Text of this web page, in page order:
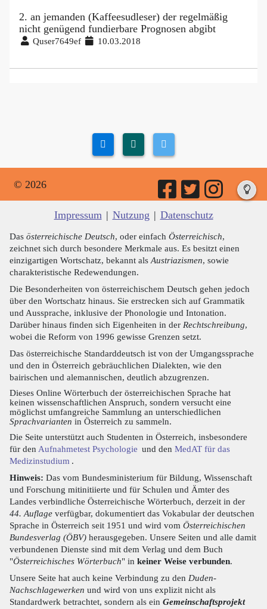
2. an jemanden (Kaffeesudleser) der regelmäßig
nicht genügend fundierbare Prognosen abgibt
Quser7649ef 10.03.2018
© 2026
Impressum | Nutzung | Datenschutz
Das österreichische Deutsch, oder einfach Österreichisch,
zeichnet sich durch besondere Merkmale aus. Es besitzt einen
einzigartigen Wortschatz, bekannt als Austriazismen, sowie
charakteristische Redewendungen.
Die Besonderheiten von österreichischem Deutsch gehen jedoch
über den Wortschatz hinaus. Sie erstrecken sich auf Grammatik
und Aussprache, inklusive der Phonologie und Intonation.
Darüber hinaus finden sich Eigenheiten in der Rechtschreibung,
wobei die Reform von 1996 gewisse Grenzen setzt.
Das österreichische Standarddeutsch ist von der Umgangssprache
und den in Österreich gebräuchlichen Dialekten, wie den
bairischen und alemannischen, deutlich abzugrenzen.
Dieses Online Wörterbuch der österreichischen Sprache hat
keinen wissenschaftlichen Anspruch, sondern versucht eine
möglichst umfangreiche Sammlung an unterschiedlichen
Sprachvarianten in Österreich zu sammeln.
Die Seite unterstützt auch Studenten in Österreich, insbesondere
für den Aufnahmetest Psychologie und den MedAT für das
Medizinstudium .
Hinweis: Das vom Bundesministerium für Bildung, Wissenschaft
und Forschung mitinitiierte und für Schulen und Ämter des
Landes verbindliche Österreichische Wörterbuch, derzeit in der
44. Auflage verfügbar, dokumentiert das Vokabular der deutschen
Sprache in Österreich seit 1951 und wird vom Österreichischen
Bundesverlag (ÖBV) herausgegeben. Unsere Seiten und alle damit
verbundenen Dienste sind mit dem Verlag und dem Buch
"Österreichisches Wörterbuch" in keiner Weise verbunden.
Unsere Seite hat auch keine Verbindung zu den Duden-
Nachschlagewerken und wird von uns explizit nicht als
Standardwerk betrachtet, sondern als ein Gemeinschaftsprojekt